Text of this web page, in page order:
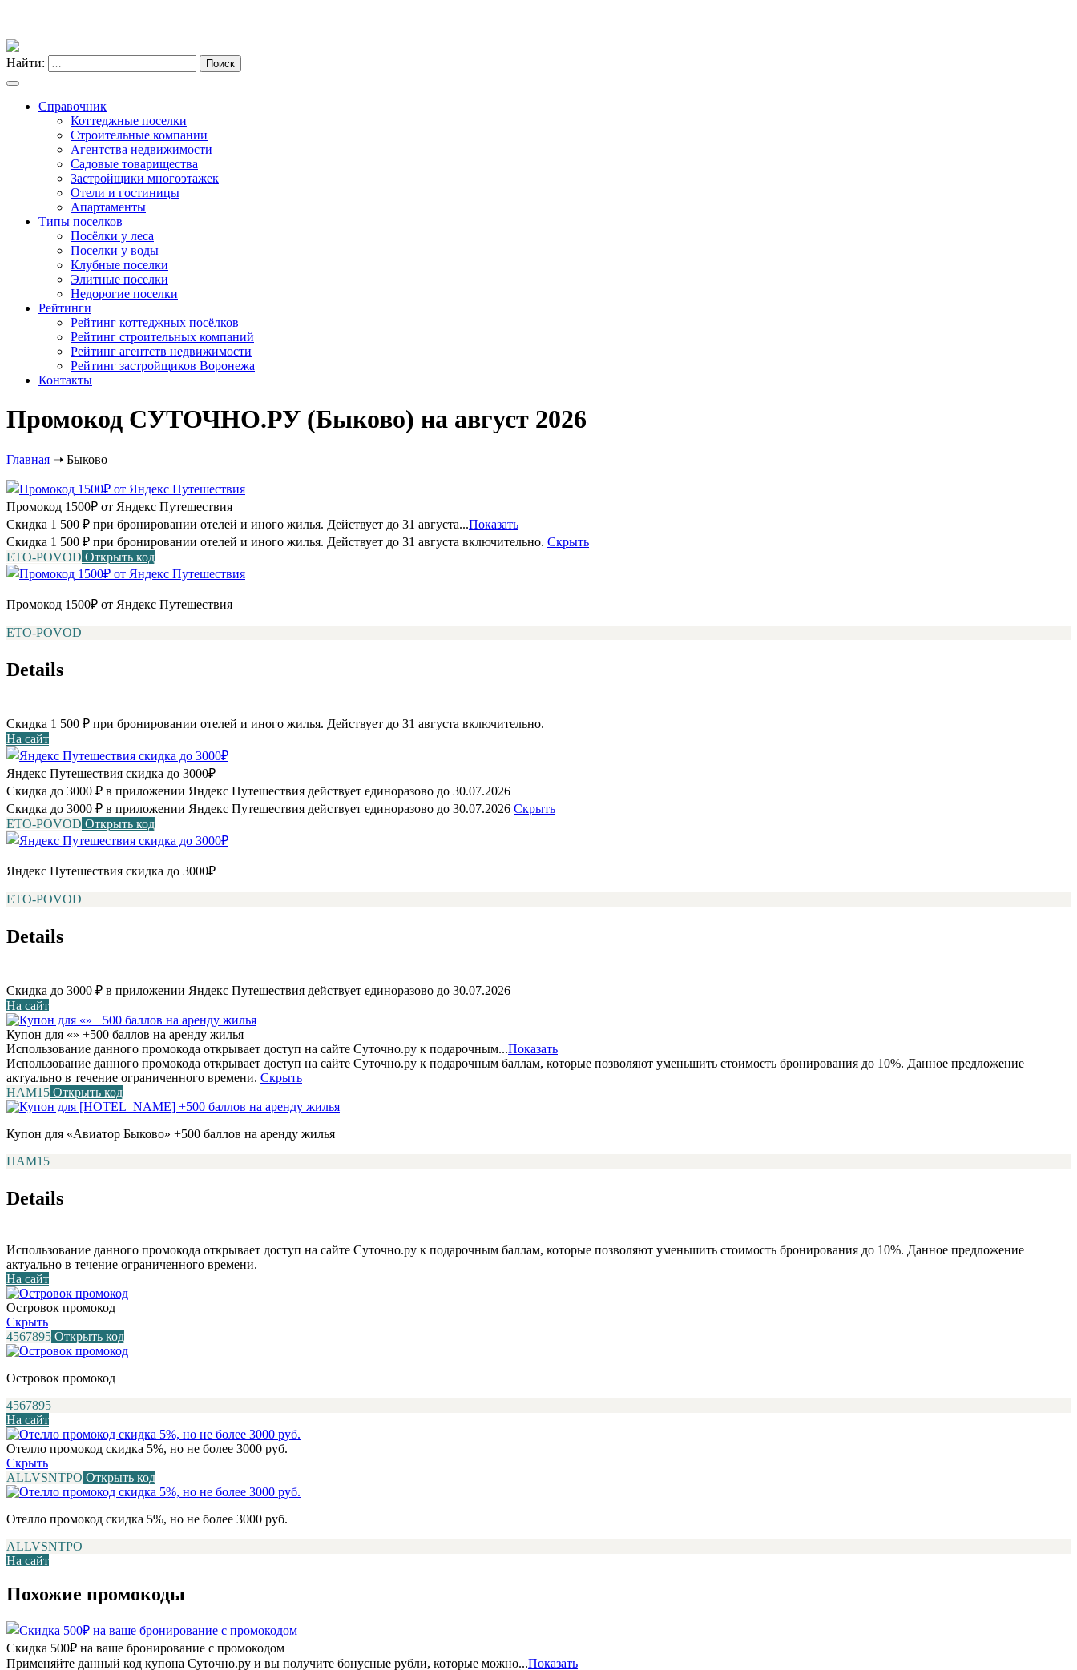
Найти: Поиск
Справочник
Коттеджные поселки
Строительные компании
Агентства недвижимости
Садовые товарищества
Застройщики многоэтажек
Отели и гостиницы
Апартаменты
Типы поселков
Посёлки у леса
Поселки у воды
Клубные поселки
Элитные поселки
Недорогие поселки
Рейтинги
Рейтинг коттеджных посёлков
Рейтинг строительных компаний
Рейтинг агентств недвижимости
Рейтинг застройщиков Воронежа
Контакты
Промокод СУТОЧНО.РУ (Быково) на август 2026
Главная ➝ Быково
Промокод 1500₽ от Яндекс Путешествия
Скидка 1 500 ₽ при бронировании отелей и иного жилья. Действует до 31 августа...Показать
Скидка 1 500 ₽ при бронировании отелей и иного жилья. Действует до 31 августа включительно. Скрыть
ETO-POVOD Открыть код
Промокод 1500₽ от Яндекс Путешествия
ETO-POVOD
Details
Скидка 1 500 ₽ при бронировании отелей и иного жилья. Действует до 31 августа включительно.
На сайт
Яндекс Путешествия скидка до 3000₽
Скидка до 3000 ₽ в приложении Яндекс Путешествия действует единоразово до 30.07.2026
Скидка до 3000 ₽ в приложении Яндекс Путешествия действует единоразово до 30.07.2026 Скрыть
ETO-POVOD Открыть код
Яндекс Путешествия скидка до 3000₽
ETO-POVOD
Details
Скидка до 3000 ₽ в приложении Яндекс Путешествия действует единоразово до 30.07.2026
На сайт
Купон для «» +500 баллов на аренду жилья
Использование данного промокода открывает доступ на сайте Суточно.ру к подарочным...Показать
Использование данного промокода открывает доступ на сайте Суточно.ру к подарочным баллам, которые позволяют уменьшить стоимость бронирования до 10%. Данное предложение
актуально в течение ограниченного времени. Скрыть
НАМ15 Открыть код
Купон для «Авиатор Быково» +500 баллов на аренду жилья
НАМ15
Details
Использование данного промокода открывает доступ на сайте Суточно.ру к подарочным баллам, которые позволяют уменьшить стоимость бронирования до 10%. Данное предложение
актуально в течение ограниченного времени.
На сайт
Островок промокод
Скрыть
4567895 Открыть код
Островок промокод
4567895
На сайт
Отелло промокод скидка 5%, но не более 3000 руб.
Скрыть
ALLVSNTPO Открыть код
Отелло промокод скидка 5%, но не более 3000 руб.
ALLVSNTPO
На сайт
Похожие промокоды
Скидка 500₽ на ваше бронирование с промокодом
Применяйте данный код купона Суточно.ру и вы получите бонусные рубли, которые можно...Показать